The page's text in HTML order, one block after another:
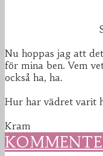
Nu hoppas jag att
för mina ben. Vem
också ha, ha.
Hur har vädret varit
Kram